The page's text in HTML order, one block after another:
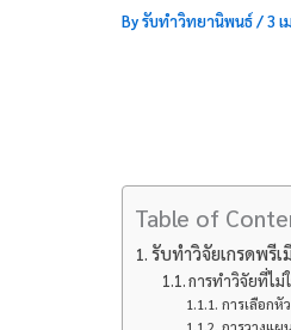
Byรับทำวิทยานิพนธ์/3
Table of
รับทำวิจัยเกรดพรี
การทำวิจัยที่ไม่
การเลือกหั